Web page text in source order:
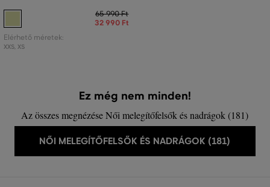
65 990 Ft
32 990 Ft
Elérhető méretek:
XXS, XS
Ez még nem minden!
Az összes megnézése Női melegítőfelsők és nadrágok (181)
NŐI MELEGÍTŐFELSŐK ÉS NADRÁGOK (181)